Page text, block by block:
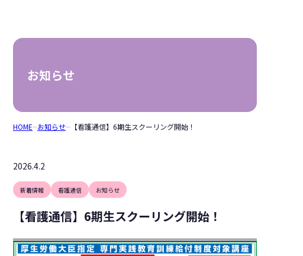
お知らせ
HOME お知らせ 【看護通信】6期生スクーリング開始！
2026.4.2
新着情報 看護通信 お知らせ
【看護通信】6期生スクーリング開始！